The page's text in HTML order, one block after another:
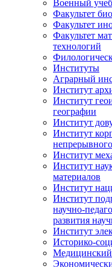
Военный
Факультет
Факультет
Факультет
технологий
Институты
Аграрный
Институт
Институт
географии
Институт
Институт
Институт
Институт
материалов
Институт
Институт
научно-
развития
Институт
Историко-
Медицинский